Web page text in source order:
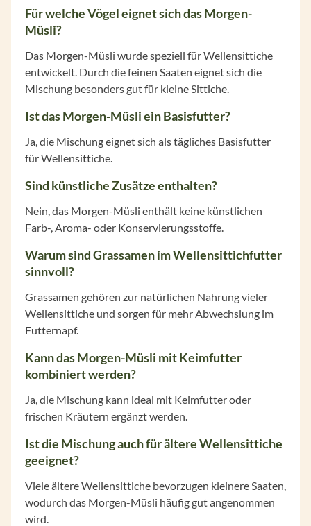
Für welche Vögel eignet sich das Morgen-
Müsli?
Das Morgen-Müsli wurde speziell für Wellensittiche
entwickelt. Durch die feinen Saaten eignet sich die
Mischung besonders gut für kleine Sittiche.
Ist das Morgen-Müsli ein Basisfutter?
Ja, die Mischung eignet sich als tägliches Basisfutter
für Wellensittiche.
Sind künstliche Zusätze enthalten?
Nein, das Morgen-Müsli enthält keine künstlichen
Farb-, Aroma- oder Konservierungsstoffe.
Warum sind Grassamen im Wellensittichfutter
sinnvoll?
Grassamen gehören zur natürlichen Nahrung vieler
Wellensittiche und sorgen für mehr Abwechslung im
Futternapf.
Kann das Morgen-Müsli mit Keimfutter
kombiniert werden?
Ja, die Mischung kann ideal mit Keimfutter oder
frischen Kräutern ergänzt werden.
Ist die Mischung auch für ältere Wellensittiche
geeignet?
Viele ältere Wellensittiche bevorzugen kleinere Saaten,
wodurch das Morgen-Müsli häufig gut angenommen
wird.